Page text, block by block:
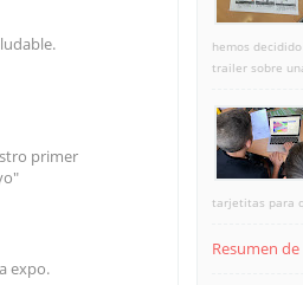
primer
expo.
hemos
trailer sobre
tarjetitas para
Resumen